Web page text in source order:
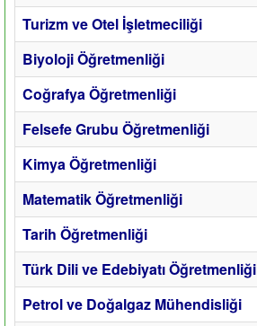
Turizm ve Otel İşletmeciliği
Biyoloji Öğretmenliği
Coğrafya Öğretmenliği
Felsefe Grubu Öğretmenliği
Kimya Öğretmenliği
Matematik Öğretmenliği
Tarih Öğretmenliği
Türk Dili ve Edebiyatı Öğretmenliği
Petrol ve Doğalgaz Mühendisliği